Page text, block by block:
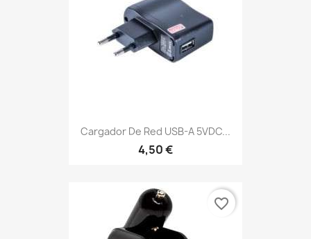
Cargador De Red USB-A 5VDC...
4,50 €
favorite_border